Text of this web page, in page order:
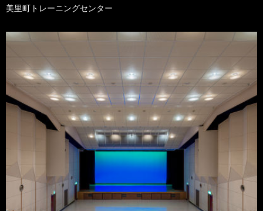
美里町トレーニングセンター